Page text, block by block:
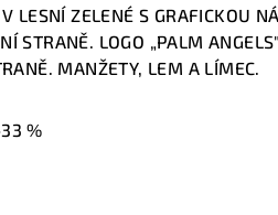
LESNÍ ZELENÉ S GRAFICKOU
STRANĚ. LOGO „PALM
MANŽETY, LEM A LÍMEC.
%